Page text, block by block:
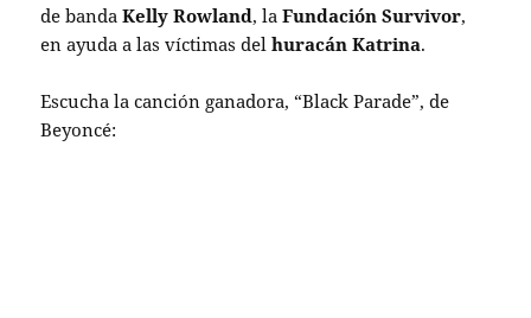
de bandaKelly Rowland, laFundación Survivor,
en ayuda a las víctimas delhuracán Katrina.
Escucha la canción ganadora, “Black Parade”, de
Beyoncé: